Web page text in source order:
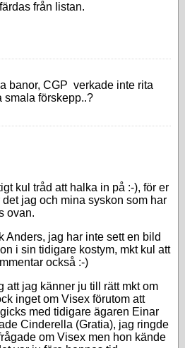
från listan.
banor, CGP verkade inte rita
smala förskepp..?
kul tråd att halka in på :-), för er
jag och mina syskon som har
ovan.
Anders, jag har inte sett en bild
i sin tidigare kostym, mkt kul att
också :-)
att jag känner ju till rätt mkt om
inget om Visex förutom att
med tidigare ägaren Einar
Cinderella (Gratia), jag ringde
om Visex men hon kände